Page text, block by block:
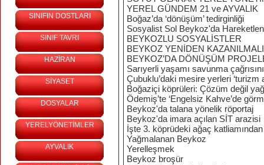
SINIFIN DOSTLARI
SINIF TAVRI
HAZİRAN
SİYASET
DOSYALAR
YERELYÖNETİMLER
AYVALIK
YEREL GÜNDEM 21 ve AYVALIK
Boğaz’da ‘dönüşüm’ tedirginliği
Sosyalist Sol Beykoz'da
BEYKOZLU SOSYALİSTLER
BEYKOZ YENİDEN
BEYKOZ’DA DÖNÜŞÜM
Sarıyerli yaşamı savunma
Çubuklu’daki mesire yerleri ‘turizm
Boğaziçi köprüleri: Çözüm değil
Ödemiş’te ‘Engelsiz Kahve’de
Beykoz'da talana yönelik röportaj
Beykoz'da imara açılan SİT arazisi
İşte 3. köprüdeki ağaç
Yağmalanan Beykoz
Yerelleşmek
Beykoz broşür